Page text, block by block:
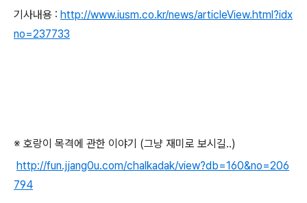
기사내용 : http://www.iusm.co.kr/news/articleView.html?idx
no=237733
※ 호랑이 목격에 관한 이야기 (그냥 재미로 보시길..)
http://fun.jjang0u.com/chalkadak/view?db=160&no=206
794